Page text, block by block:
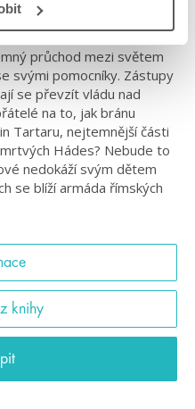
průchod mezi světem
svými pomocníky. Zástupy
se převzít vládu nad
na to, jak bránu
Tartaru, nejtemnější části
Hádes? Nebude to
nedokáží svým dětem
se blíží armáda římských
knihy